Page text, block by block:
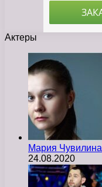
Актеры
Мария Чувилина
24.08.2020